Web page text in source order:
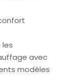
avec
modèles